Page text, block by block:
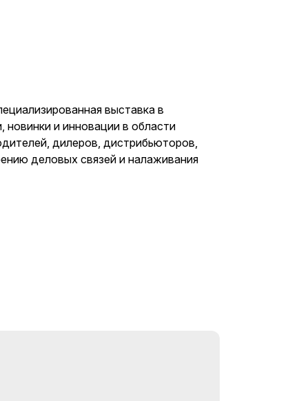
выставка в
новинки и инновации в области
дилеров, дистрибьюторов,
деловых связей и налаживания